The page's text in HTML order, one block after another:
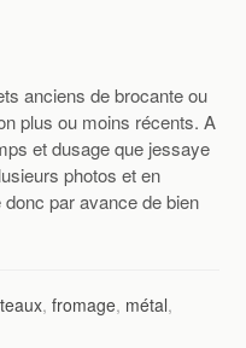
anciens de brocante ou
plus ou moins récents. A
et dusage que jessaye
photos et en
par avance de bien
,fromage, métal,